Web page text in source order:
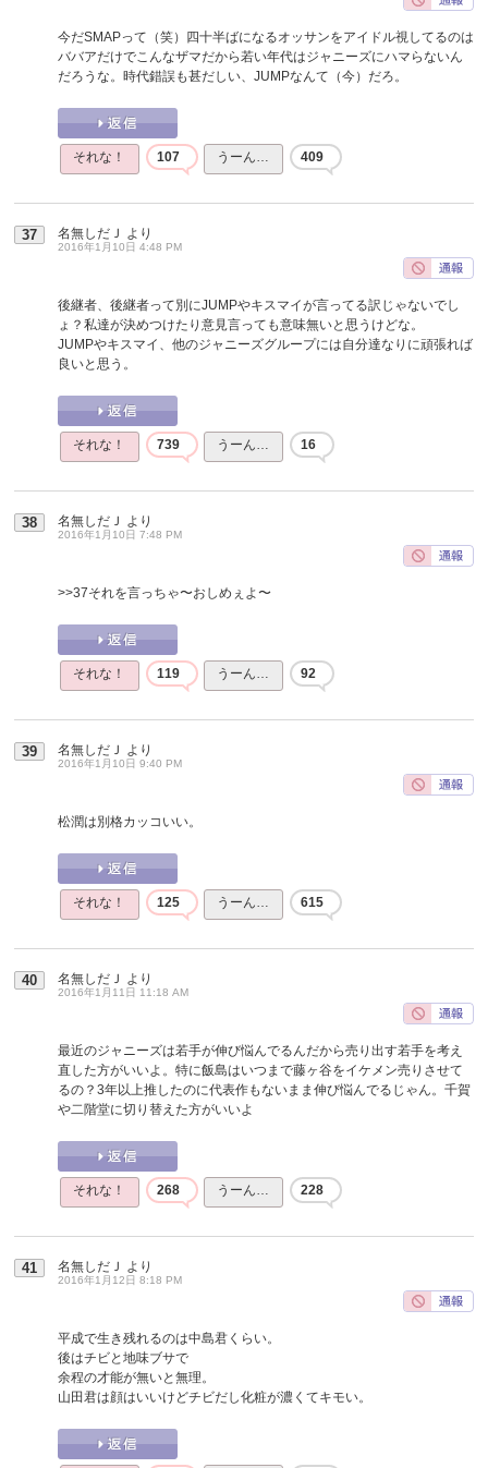
今だSMAPって（笑）四十半ばになるオッサンをアイドル視してるのは
ババアだけでこんなザマだから若い年代はジャニーズにハマらないん
だろうな。時代錯誤も甚だしい、JUMPなんて（今）だろ。
それな！ 107 うーん… 409
37 名無しだＪ より
2016年1月10日 4:48 PM
後継者、後継者って別にJUMPやキスマイが言ってる訳じゃないでし
ょ？私達が決めつけたり意見言っても意味無いと思うけどな。
JUMPやキスマイ、他のジャニーズグループには自分達なりに頑張れば
良いと思う。
それな！ 739 うーん… 16
38 名無しだＪ より
2016年1月10日 7:48 PM
>>37それを言っちゃ〜おしめぇよ〜
それな！ 119 うーん… 92
39 名無しだＪ より
2016年1月10日 9:40 PM
松潤は別格カッコいい。
それな！ 125 うーん… 615
40 名無しだＪ より
2016年1月11日 11:18 AM
最近のジャニーズは若手が伸び悩んでるんだから売り出す若手を考え
直した方がいいよ。特に飯島はいつまで藤ヶ谷をイケメン売りさせて
るの？3年以上推したのに代表作もないまま伸び悩んでるじゃん。千賀
や二階堂に切り替えた方がいいよ
それな！ 268 うーん… 228
41 名無しだＪ より
2016年1月12日 8:18 PM
平成で生き残れるのは中島君くらい。
後はチビと地味ブサで
余程の才能が無いと無理。
山田君は顔はいいけどチビだし化粧が濃くてキモい。